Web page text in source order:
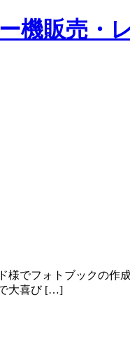
でフォトブックの作
大喜び […]